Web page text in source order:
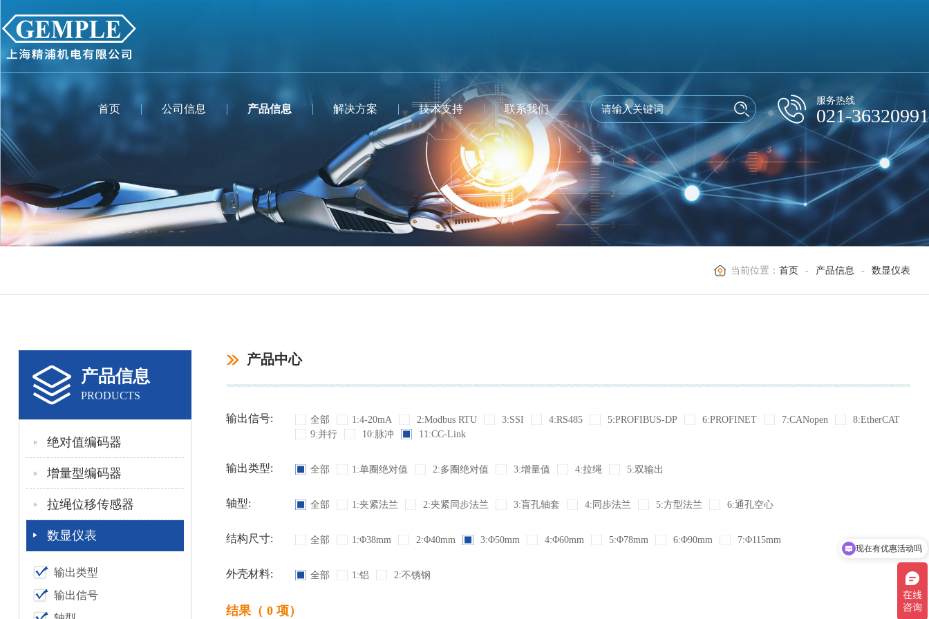
首页 公司信息 产品信息 解决方案 技术支持 联系我们
服务热线
021-36320991
当前位置：首页 - 产品信息 - 数显仪表
产品信息
PRODUCTS
绝对值编码器
增量型编码器
拉绳位移传感器
数显仪表
输出类型
输出信号
产品中心
输出信号: 全部 1:4-20mA 2:Modbus RTU 3:SSI 4:RS485 5:PROFIBUS-DP 6:PROFINET 7:CANopen
8:EtherCAT
9:并行
10:脉冲 11:CC-Link
输出类型: 全部 1:单圈绝对值 2:多圈绝对值 3:增量值 4:拉绳 5:双输出
轴型: 全部 1:夹紧法兰 2:夹紧同步法兰 3:盲孔轴套 4:同步法兰 5:方型法兰 6:通孔空心
结构尺寸: 全部 1:Φ38mm 2:Φ40mm 3:Φ50mm 4:Φ60mm 5:Φ78mm 6:Φ90mm 7:Φ115mm
外壳材料: 全部 1:铝 2:不锈钢
结果（ 0 项）
现在有优惠活动吗